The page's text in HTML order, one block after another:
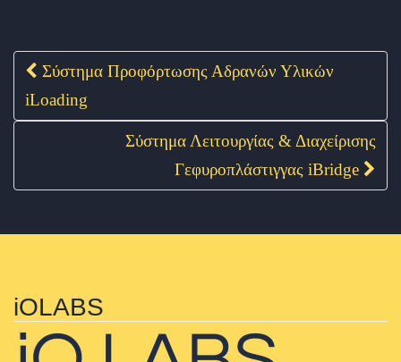
Post navigation
Σύστημα Προφόρτωσης Αδρανών Υλικών
iLoading
Σύστημα Λειτουργίας & Διαχείρισης
Γεφυροπλάστιγγας iBridge
iOLABS